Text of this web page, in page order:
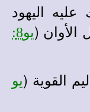
اليهود
الأوان (
يو8:
القوية (يو